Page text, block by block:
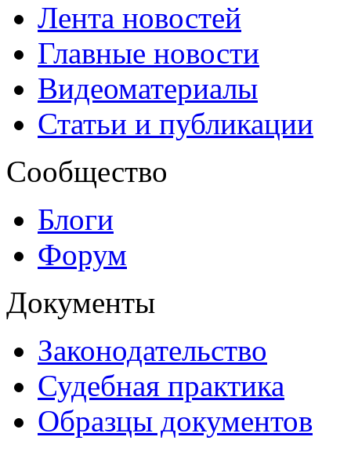
Лента новостей
Главные новости
Видеоматериалы
Статьи и публикации
Сообщество
Блоги
Форум
Документы
Законодательство
Судебная практика
Образцы документов